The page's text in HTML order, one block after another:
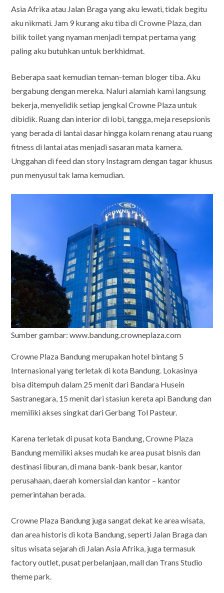
Asia Afrika atau Jalan Braga yang aku lewati, tidak begitu
aku nikmati. Jam 9 kurang aku tiba di Crowne Plaza, dan
bilik toilet yang nyaman menjadi tempat pertama yang
paling aku butuhkan untuk berkhidmat.
Beberapa saat kemudian teman-teman bloger tiba. Aku
bergabung dengan mereka. Naluri alamiah kami langsung
bekerja, menyelidik setiap jengkal Crowne Plaza untuk
dibidik. Ruang dan interior di lobi, tangga, meja resepsionis
yang berada di lantai dasar hingga kolam renang atau ruang
fitness di lantai atas menjadi sasaran mata kamera.
Unggahan di feed dan story Instagram dengan tagar khusus
pun menyusul tak lama kemudian.
Sumber gambar: www.bandung.crowneplaza.com
Crowne Plaza Bandung merupakan hotel bintang 5
Internasional yang terletak di kota Bandung. Lokasinya
bisa ditempuh dalam 25 menit dari Bandara Husein
Sastranegara, 15 menit dari stasiun kereta api Bandung dan
memiliki akses singkat dari Gerbang Tol Pasteur.
Karena terletak di pusat kota Bandung, Crowne Plaza
Bandung memiliki akses mudah ke area pusat bisnis dan
destinasi liburan, di mana bank-bank besar, kantor
perusahaan, daerah komersial dan kantor – kantor
pemerintahan berada.
Crowne Plaza Bandung juga sangat dekat ke area wisata,
dan area historis di kota Bandung, seperti Jalan Braga dan
situs wisata sejarah di Jalan Asia Afrika, juga termasuk
factory outlet, pusat perbelanjaan, mall dan Trans Studio
theme park.